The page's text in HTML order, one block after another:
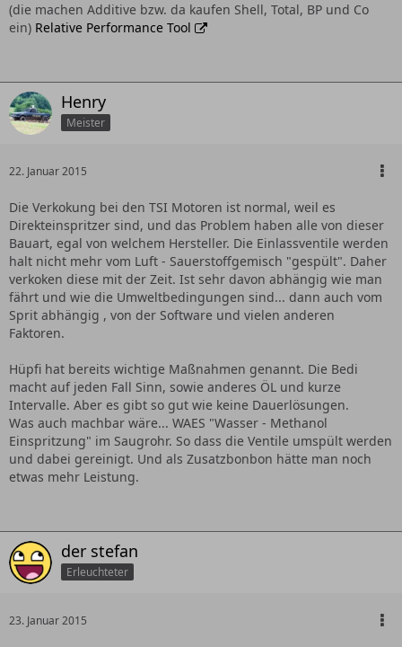
(die machen Additive bzw. da kaufen Shell, Total, BP und Co
ein) Relative Performance Tool
Henry
Meister
22. Januar 2015
Die Verkokung bei den TSI Motoren ist normal, weil es
Direkteinspritzer sind, und das Problem haben alle von dieser
Bauart, egal von welchem Hersteller. Die Einlassventile werden
halt nicht mehr vom Luft - Sauerstoffgemisch "gespült". Daher
verkoken diese mit der Zeit. Ist sehr davon abhängig wie man
fährt und wie die Umweltbedingungen sind... dann auch vom
Sprit abhängig , von der Software und vielen anderen
Faktoren.
Hüpfi hat bereits wichtige Maßnahmen genannt. Die Bedi
macht auf jeden Fall Sinn, sowie anderes ÖL und kurze
Intervalle. Aber es gibt so gut wie keine Dauerlösungen.
Was auch machbar wäre... WAES "Wasser - Methanol
Einspritzung" im Saugrohr. So dass die Ventile umspült werden
und dabei gereinigt. Und als Zusatzbonbon hätte man noch
etwas mehr Leistung.
der stefan
Erleuchteter
23. Januar 2015